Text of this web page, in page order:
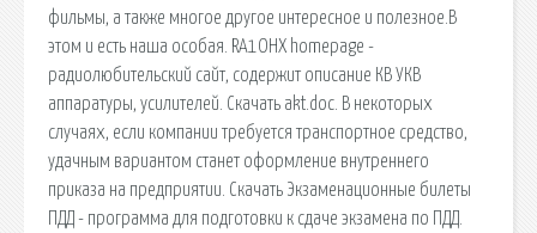
фильмы, а также многое другое интересное и полезное.В
этом и есть наша особая. RA1OHX homepage -
радиолюбительский сайт, содержит описание КВ УКВ
аппаратуры, усилителей. Скачать akt.doc. В некоторых
случаях, если компании требуется транспортное средство,
удачным вариантом станет оформление внутреннего
приказа на предприятии. Скачать Экзаменационные билеты
ПДД - программа для подготовки к сдаче экзамена по ПДД.